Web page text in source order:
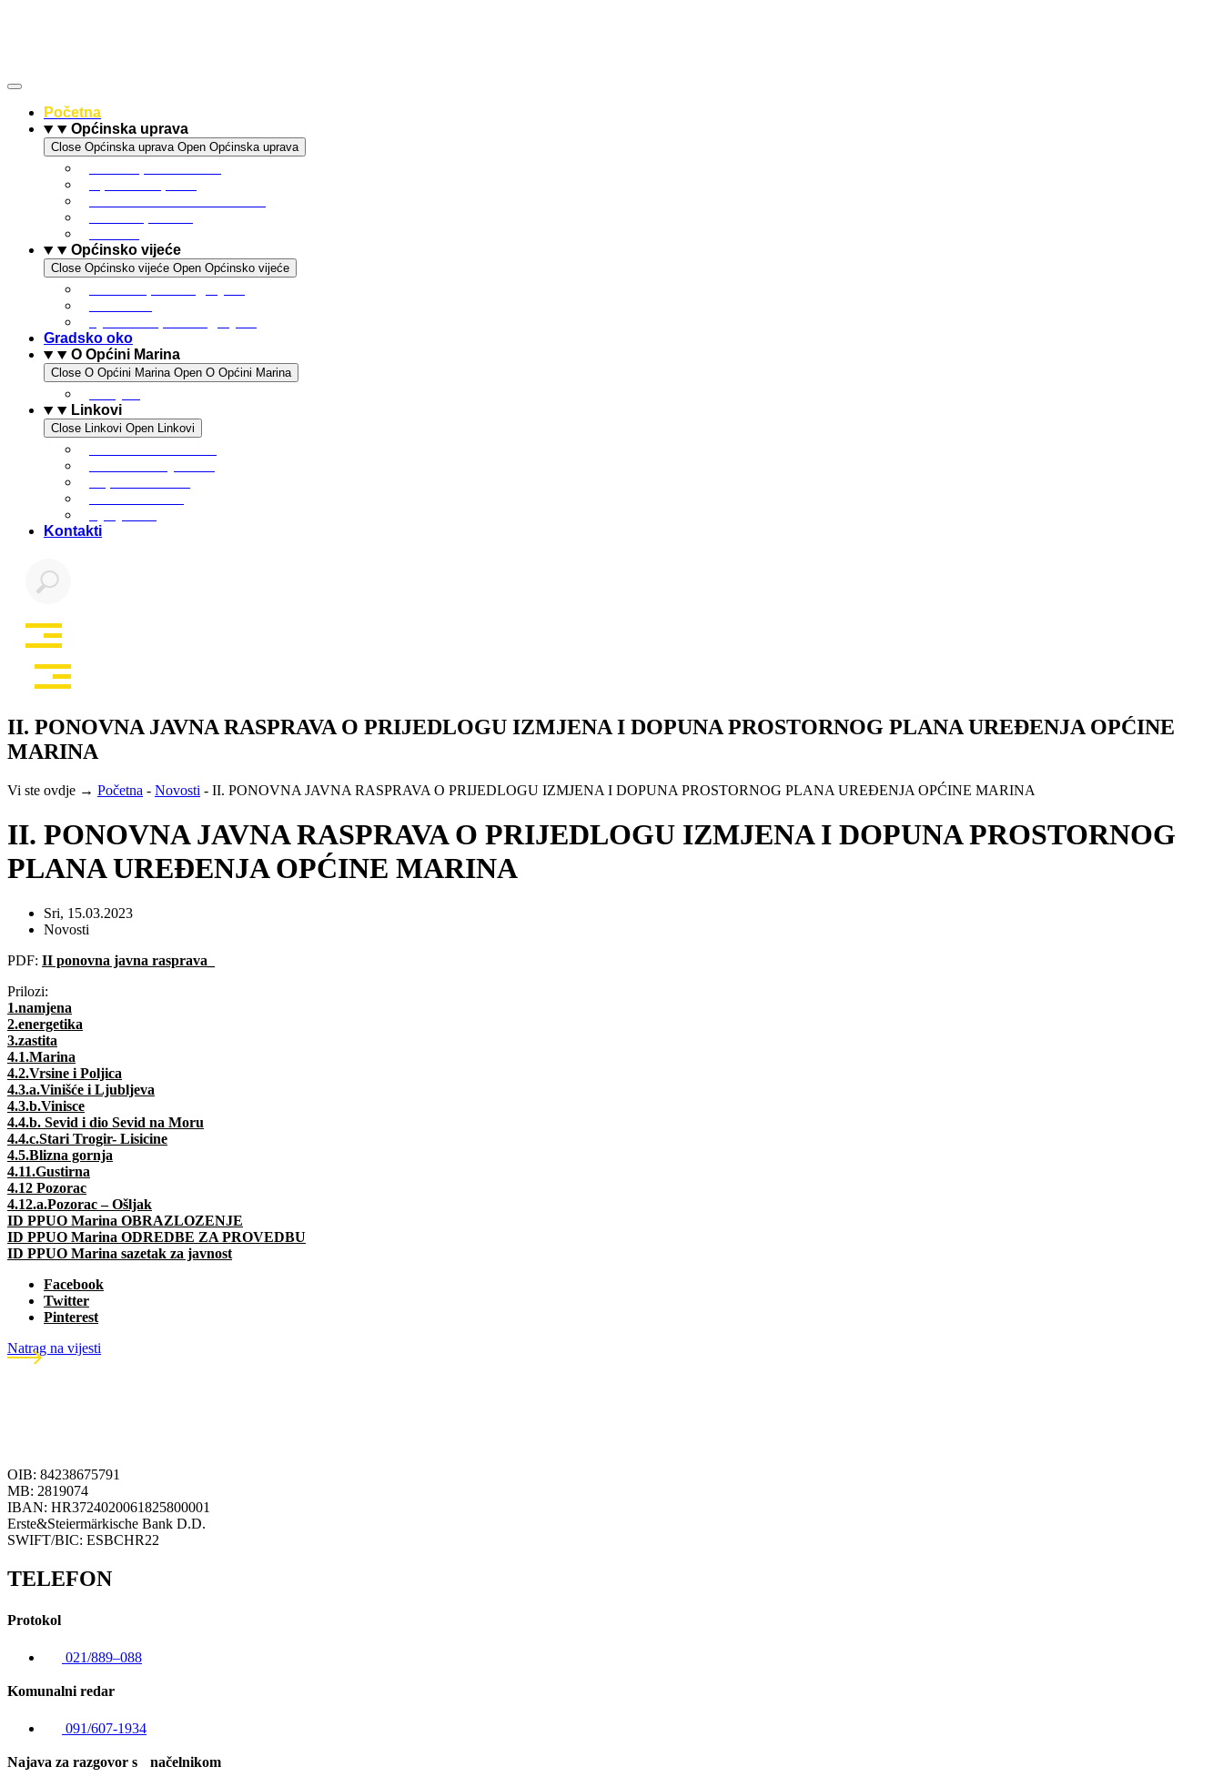
Početna
Općinska uprava
Close Općinska uprava Open Općinska uprava
Općinsko vijeće
Close Općinsko vijeće Open Općinsko vijeće
Gradsko oko
O Općini Marina
Close O Općini Marina Open O Općini Marina
Linkovi
Close Linkovi Open Linkovi
Kontakti
II. PONOVNA JAVNA RASPRAVA O PRIJEDLOGU IZMJENA I DOPUNA PROSTORNOG PLANA UREĐENJA OPĆINE
MARINA
Vi ste ovdje → Početna - Novosti - II. PONOVNA JAVNA RASPRAVA O PRIJEDLOGU IZMJENA I DOPUNA PROSTORNOG PLANA UREĐENJA OPĆINE MARINA
II. PONOVNA JAVNA RASPRAVA O PRIJEDLOGU IZMJENA I DOPUNA PROSTORNOG
PLANA UREĐENJA OPĆINE MARINA
Sri, 15.03.2023
Novosti
PDF: II ponovna javna rasprava_
Prilozi:
1.namjena
2.energetika
3.zastita
4.1.Marina
4.2.Vrsine i Poljica
4.3.a.Vinišće i Ljubljeva
4.3.b.Vinisce
4.4.b. Sevid i dio Sevid na Moru
4.4.c.Stari Trogir- Lisicine
4.5.Blizna gornja
4.11.Gustirna
4.12 Pozorac
4.12.a.Pozorac – Ošljak
ID PPUO Marina OBRAZLOZENJE
ID PPUO Marina ODREDBE ZA PROVEDBU
ID PPUO Marina sazetak za javnost
Facebook
Twitter
Pinterest
Natrag na vijesti
OIB: 84238675791
MB: 2819074
IBAN: HR3724020061825800001
Erste&Steiermärkische Bank D.D.
SWIFT/BIC: ESBCHR22
TELEFON
Protokol
021/889–088
Komunalni redar
091/607-1934
Najava za razgovor s načelnikom